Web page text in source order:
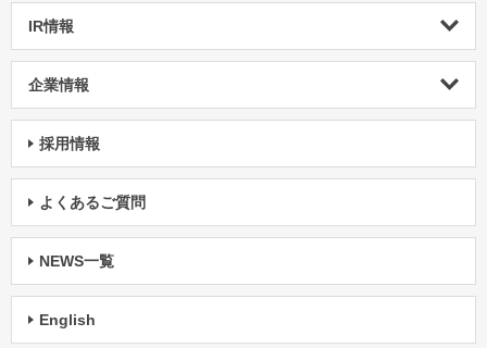
IR情報
企業情報
採用情報
よくあるご質問
NEWS一覧
English